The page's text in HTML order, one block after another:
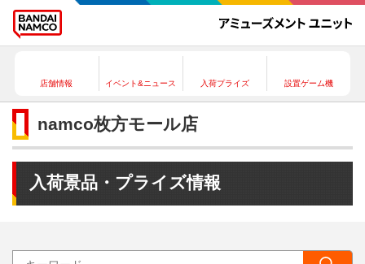
店舗情報 イベント&ニュース 入荷プライズ 設置ゲーム機
namco枚方モール店
入荷景品・プライズ情報